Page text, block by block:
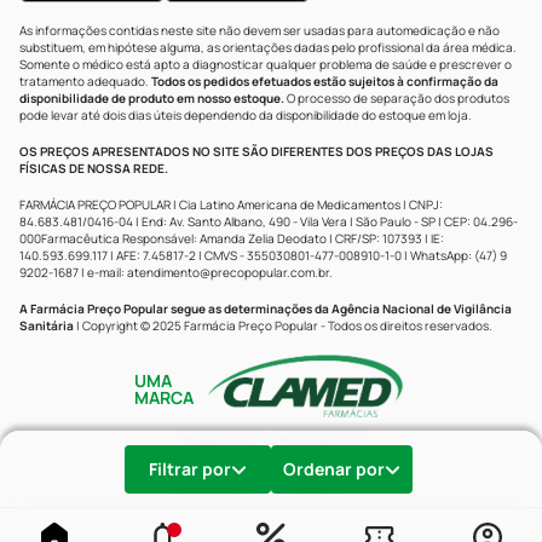
Filtrar por Ordenar por
As informações contidas neste site não devem ser usadas para automedicação e não
substituem, em hipótese alguma, as orientações dadas pelo profissional da área médica.
Somente o médico está apto a diagnosticar qualquer problema de saúde e prescrever o
tratamento adequado. Todos os pedidos efetuados estão sujeitos à confirmação da
disponibilidade de produto em nosso estoque.O processo de separação dos produtos
pode levar até dois dias úteis dependendo da disponibilidade do estoque em loja.
OS PREÇOS APRESENTADOS NO SITE SÃO DIFERENTES DOS PREÇOS DAS LOJAS
FÍSICAS DE NOSSA REDE.
FARMÁCIA PREÇO POPULAR | Cia Latino Americana de Medicamentos | CNPJ:
84.683.481/0416-04 | End: Av. Santo Albano, 490 - Vila Vera | São Paulo - SP | CEP: 04.296-
000Farmacêutica Responsável: Amanda Zelia Deodato | CRF/SP: 107393 | IE:
140.593.699.117 | AFE: 7.45817-2 | CMVS - 355030801-477-008910-1-0 | WhatsApp: (47) 9
9202-1687 | e-mail: atendimento@precopopular.com.br.
A Farmácia Preço Popular segue as determinações da Agência Nacional de Vigilância
Sanitária | Copyright © 2025 Farmácia Preço Popular - Todos os direitos reservados.
UMA
MARCA
Powered by Developed by